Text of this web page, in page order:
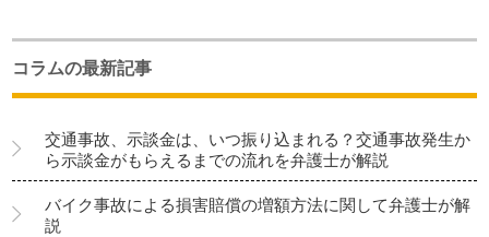
コラムの最新記事
交通事故、示談金は、いつ振り込まれる？交通事故発生か
ら示談金がもらえるまでの流れを弁護士が解説
バイク事故による損害賠償の増額方法に関して弁護士が解
説